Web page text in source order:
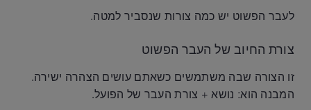
לעבר הפשוט יש כמה צורות שנסביר למטה.
צורת החיוב של העבר הפשוט
זו הצורה שבה משתמשים כשאתם עושים הצהרה ישירה.
המבנה הוא: נושא + צורת העבר של הפועל.